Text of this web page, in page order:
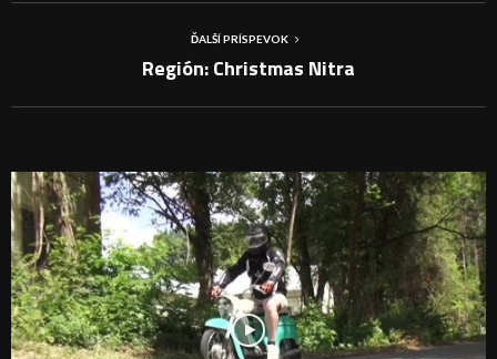
ĎALŠÍ PRÍSPEVOK
Región: Christmas Nitra